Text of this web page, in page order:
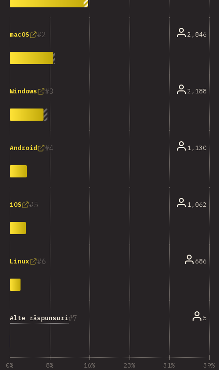
2
macOS 2,846
3
Windows 2,188
4
Android 1,130
5
iOS 1,062
6
Linux 686
7
Alte răspunsuri 5
0% 8% 16% 23% 31% 39%